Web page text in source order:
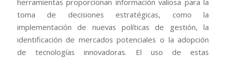
herramientas proporcionan información valiosa para la
toma de decisiones estratégicas, como la
implementación de nuevas políticas de gestión, la
identificación de mercados potenciales o la adopción
de tecnologías innovadoras. El uso de estas